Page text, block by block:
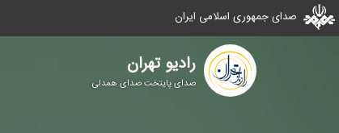
صدای جمهوری اسلامی ایران
رادیو تهران
صدای پایتخت صدای همدلی